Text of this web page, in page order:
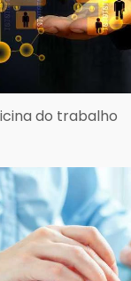
do trabalho